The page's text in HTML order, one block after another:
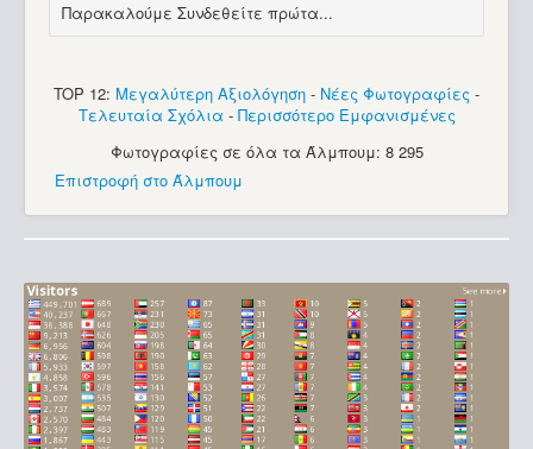
Παρακαλούμε Συνδεθείτε πρώτα...
TOP 12: Μεγαλύτερη Αξιολόγηση - Νέες Φωτογραφίες -
Τελευταία Σχόλια - Περισσότερο Εμφανισμένες
Φωτογραφίες σε όλα τα Άλμπουμ: 8 295
Επιστροφή στο Άλμπουμ